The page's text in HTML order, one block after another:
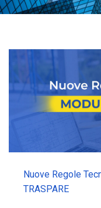
Nuove Regole
TRASPARE